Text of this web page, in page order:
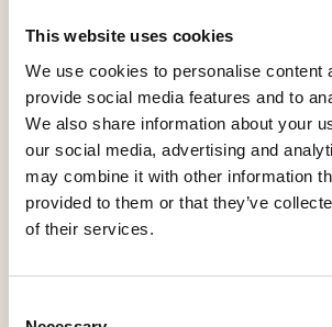
This website uses cookies
We use cookies to personalise content
provide social media features and to
We also share information about your
our social media, advertising and
may combine it with other information
provided to them or that they’ve
of their services.
Udelys væg
Se flere